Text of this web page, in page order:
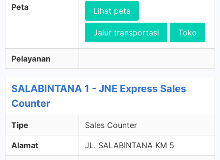
Peta Lihat peta
Jalur transportasi Toko
Pelayanan
SALABINTANA 1 - JNE Express Sales
Counter
Tipe Sales Counter
Alamat JL. SALABINTANA KM 5